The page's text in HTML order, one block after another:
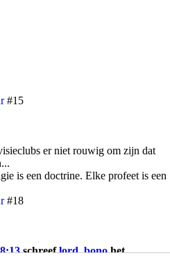
#15
er niet rouwig om zijn dat
is een doctrine. Elke profeet is een
#18
schreeflord_bonohet